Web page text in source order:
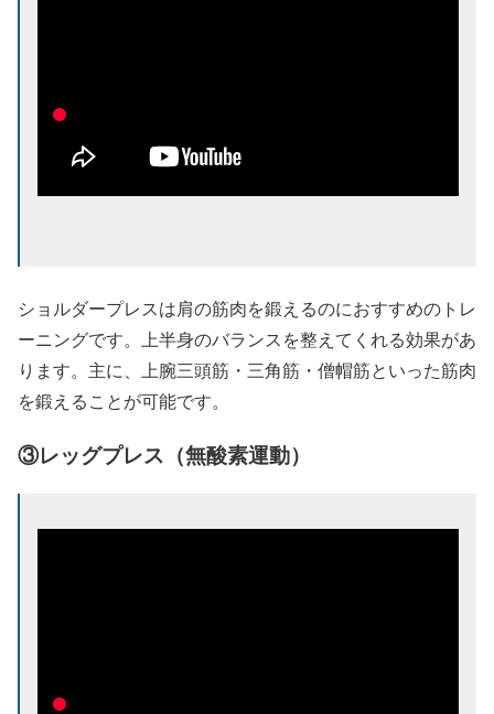
ショルダープレスは肩の筋肉を鍛えるのにおすすめのトレ
ーニングです。上半身のバランスを整えてくれる効果があ
ります。主に、上腕三頭筋・三角筋・僧帽筋といった筋肉
を鍛えることが可能です。
③レッグプレス（無酸素運動）